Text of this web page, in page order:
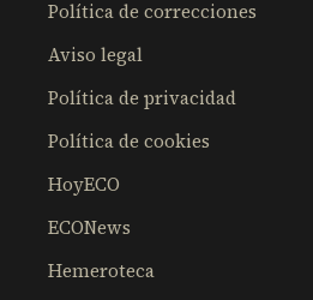
Política de correcciones
Aviso legal
Política de privacidad
Política de cookies
HoyECO
ECONews
Hemeroteca